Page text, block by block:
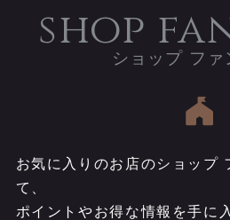
shop
お気に入りのお店のショップ
て、
ポイントやお得な情報を手に